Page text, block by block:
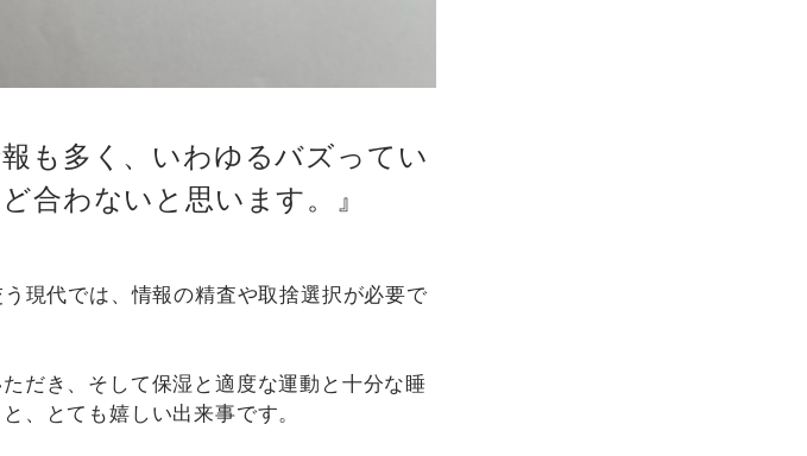
も多く、いわゆるバズってい
合わないと思います。』
現代では、情報の精査や取捨選択が必要で
だき、そして保湿と適度な運動と十分な睡
、とても嬉しい出来事です。